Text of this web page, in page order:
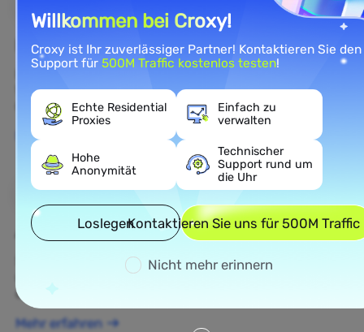
E-Commerce
Rufen Sie öffentliche E-Commerce-Daten ab, um die
Wettbewerbsintelligenz und das Verständnis des E-
Commerce-Marktes zu verbessern.
Mehr erfahren
Ad Verification
Schützen Sie Ihre Marke, überprüfen Sie Anzeigen
und führen Sie Echtzeit-Anzeigenintelligenz für
optimierte datengestützte Kampagnen durch.
Mehr erfahren
Willkommen bei Croxy!
Croxy ist Ihr zuverlässiger Partner! Kontaktieren Sie den
Support für500M Traffic kostenlos testen!
Echte Residential
Proxies
Einfach zu
verwalten
Hohe
Anonymität
Technischer
Support rund um
die Uhr
LoslegenKontaktieren Sie uns für 500M
Nicht mehr erinnern